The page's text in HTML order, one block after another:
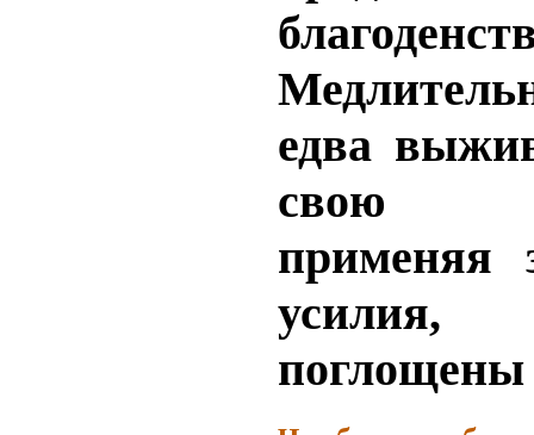
едва
свою
применяя
усилия,
поглощены